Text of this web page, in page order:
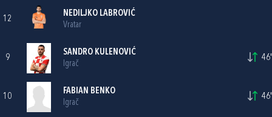
12
NEDILJKO LABROVIĆ
Vratar
9
SANDRO KULENOVIĆ
Igrač
46'
10
FABIAN BENKO
Igrač
46'